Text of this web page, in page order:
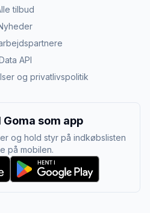
tilbud
API
og privatlivspolitik
som app
og hold styr på indkøbslisten
på mobilen.